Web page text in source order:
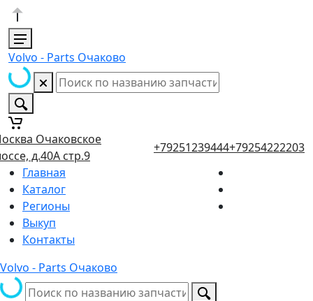
Volvo - Parts Очаково
Очаковское
д.40А стр.9
+79251239444+79254222203
Главная
Каталог
Регионы
Выкуп
Контакты
Volvo - Parts Очаково